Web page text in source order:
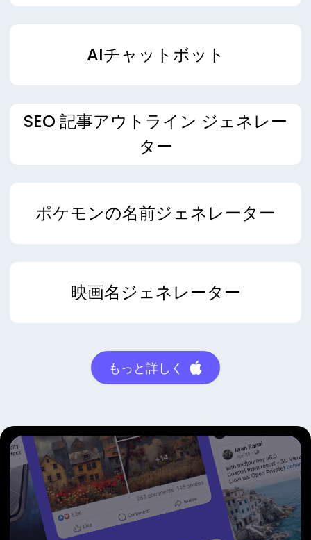
AIチャットボット
SEO 記事アウトライン ジェネレー
ター
ポケモンの名前ジェネレーター
映画名ジェネレーター
もっと詳しく